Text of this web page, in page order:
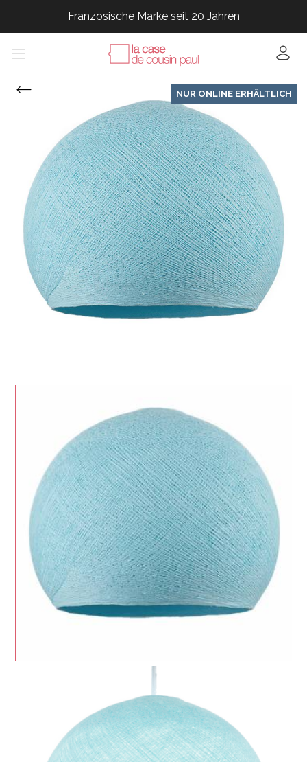
Französische Marke seit 20 Jahren
Französische Marke seit 20 Jahren
Französische Marke seit 20 Jahren
NUR ONLINE ERHÄLTLICH